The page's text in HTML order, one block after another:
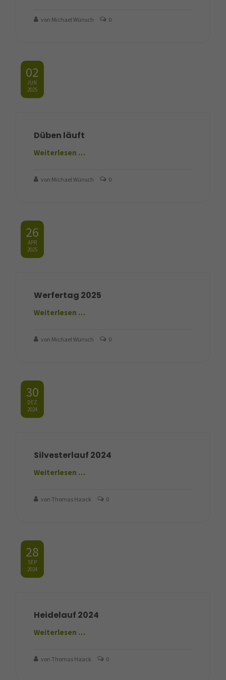
von Michael Wünsch 0
02
JUN
2025
Düben läuft
Weiterlesen …
von Michael Wünsch 0
26
APR
2025
Werfertag 2025
Weiterlesen …
von Michael Wünsch 0
30
DEZ
2024
Silvesterlauf 2024
Weiterlesen …
von Thomas Haack 0
28
SEP
2024
Heidelauf 2024
Weiterlesen …
von Thomas Haack 0